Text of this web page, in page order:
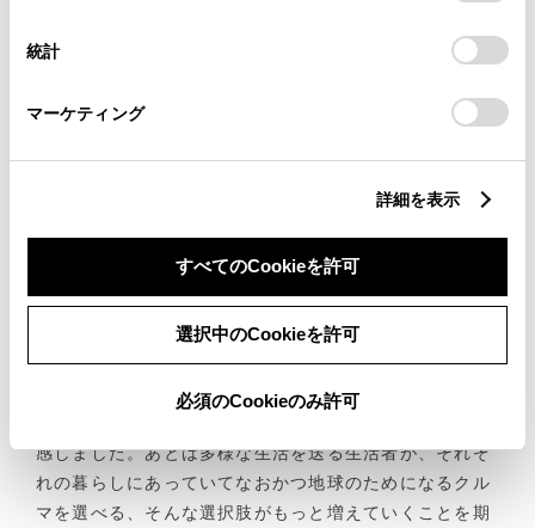
「すべてのCookieを許可」をクリックすることで、お客様の
デバイスにすべてのCookie(クッキー)が保存されることに同
設定の変更、同意を撤回したりするにあたっては、当社の「
」をご覧ください。
統計
マーケティング
詳細を表示
すべてのCookieを許可
選択中のCookieを許可
必須のCookieのみ許可
清水
：お客様のニーズやクルマの使い方、クルマに求め
るものが多様化しているなかで、クラウンはひとつの形
じゃなくていいんじゃないかという飛躍が起こりまし
り、燃料電池もあります。ライフスタイルの多様化とと
もにエネルギーソリューションの多様化ということにも
対応しています。
：必ずしもすべてがBEVまたは、FCEVである必要
はないですよね。今日クラウンFCEVに乗らせていただ
いて、温室効果ガスの排出を気にすることなく走ること
感しました。あとは多様な生活を送る生活者が、それぞ
れの暮らしにあっていてなおかつ地球のためになるクル
マを選べる、そんな選択肢がもっと増えていくことを期